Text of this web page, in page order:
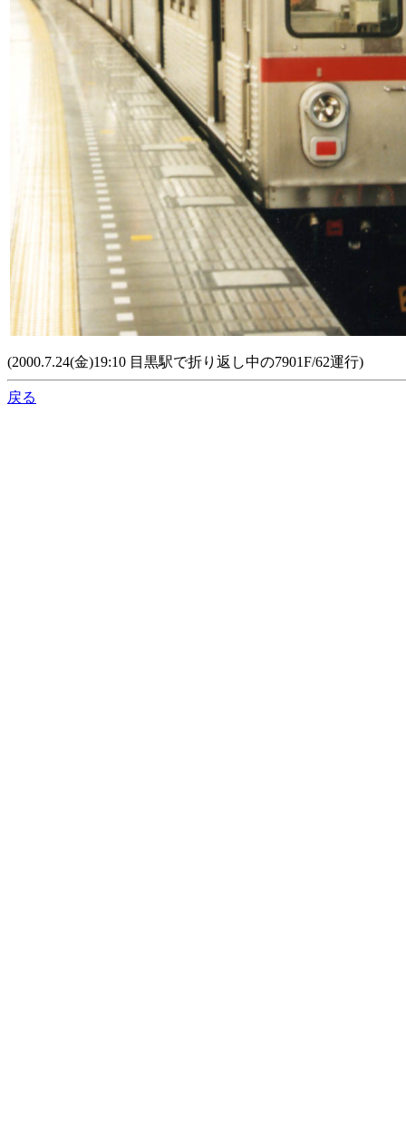
(2000.7.24(金)19:10 目黒駅で折り返し中の7901F/62運行)
戻る